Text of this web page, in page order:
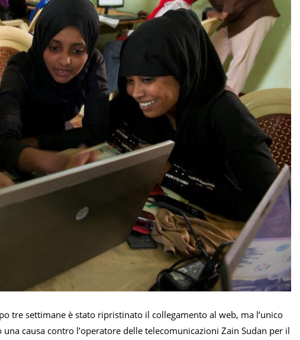
tre settimane è stato ripristinato il collegamento al web, ma l’unico
causa contro l’operatore delle telecomunicazioni Zain Sudan per il